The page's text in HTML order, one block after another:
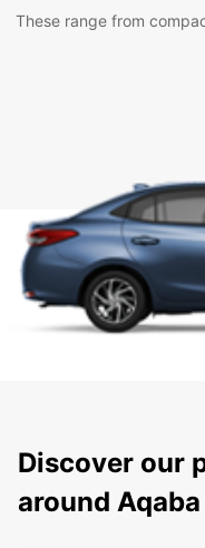
These range from
Discover our
around Aqaba